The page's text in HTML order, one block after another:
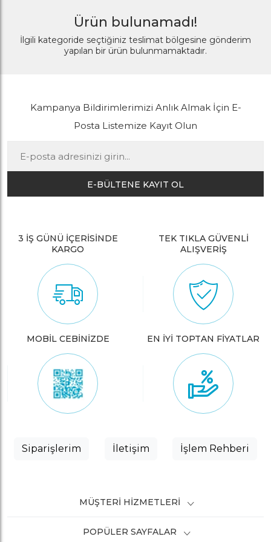
Ürün bulunamadı!
İlgili kategoride seçtiğiniz teslimat bölgesine gönderim
yapılan bir ürün bulunmamaktadır.
Kampanya Bildirimlerimizi Anlık Almak İçin E-
Posta Listemize Kayıt Olun
E-BÜLTENE KAYIT OL
3 İŞ GÜNÜ İÇERİSİNDE
KARGO
TEK TIKLA GÜVENLİ
ALIŞVERİŞ
MOBİL CEBİNİZDE EN İYİ TOPTAN FİYATLAR
Siparişlerim İletişim İşlem Rehberi
MÜŞTERI HIZMETLERI
POPÜLER SAYFALAR